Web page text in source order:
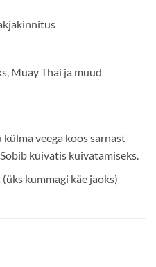
Muay Thai ja muud
veega koos sarnast
kuivatis kuivatamiseks.
kummagi käe jaoks)